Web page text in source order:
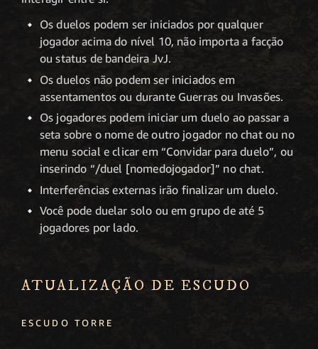
Os duelos podem ser iniciados por qualquer
jogador acima do nível 10, não importa a facção
ou status de bandeira JvJ.
Os duelos não podem ser iniciados em
assentamentos ou durante Guerras ou Invasões.
Os jogadores podem iniciar um duelo ao passar a
seta sobre o nome de outro jogador no chat ou no
menu social e clicar em “Convidar para duelo”, ou
inserindo “/duel [nomedojogador]” no chat.
Interferências externas irão finalizar um duelo.
Você pode duelar solo ou em grupo de até 5
jogadores por lado.
ATUALIZAÇÃO DE ESCUDO
ESCUDO TORRE